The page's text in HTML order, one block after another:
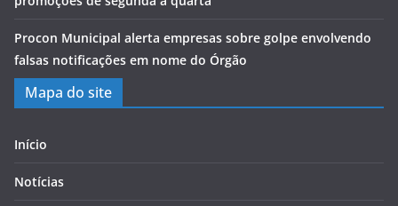
Procon Municipal alerta empresas sobre golpe envolvendo
falsas notificações em nome do Órgão
Mapa do site
Início
Notícias